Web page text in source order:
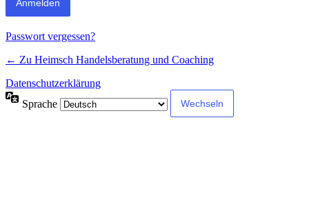
Passwort vergessen?
← Zu Heimsch Handelsberatung und Coaching
Datenschutzerklärung
Sprache